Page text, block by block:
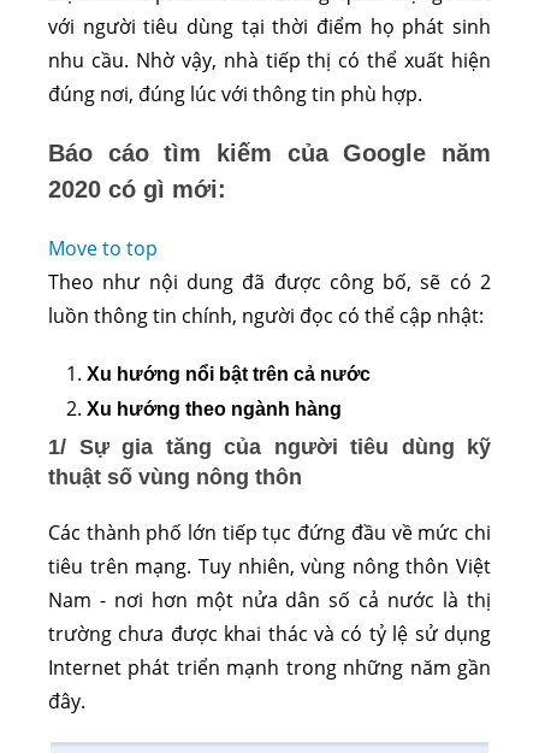
với người tiêu dùng tại thời điểm họ phát sinh
nhu cầu. Nhờ vậy, nhà tiếp thị có thể xuất hiện
đúng nơi, đúng lúc với thông tin phù hợp.
Báo cáo tìm kiếm của Google năm
2020 có gì mới:
Move to top
Theo như nội dung đã được công bố, sẽ có 2
luồn thông tin chính, người đọc có thể cập nhật:
Xu hướng nổi bật trên cả nước
Xu hướng theo ngành hàng
1/ Sự gia tăng của người tiêu dùng kỹ
thuật số vùng nông thôn
Các thành phố lớn tiếp tục đứng đầu về mức chi
tiêu trên mạng. Tuy nhiên, vùng nông thôn Việt
Nam - nơi hơn một nửa dân số cả nước là thị
trường chưa được khai thác và có tỷ lệ sử dụng
Internet phát triển mạnh trong những năm gần
đây.